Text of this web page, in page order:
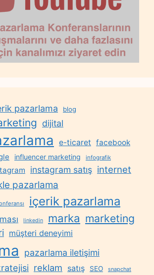
pazarlama blog
dijital
e-ticaret facebook
influencer marketing infografik
instagram satış internet
pazarlama
içerik pazarlama
linkedin marka marketing
müşteri deneyimi
pazarlama iletişimi
reklam satış SEO snapchat